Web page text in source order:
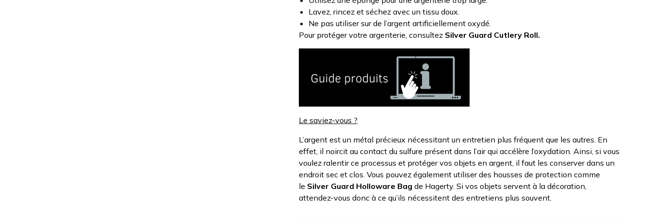
Lavez, rincez et séchez avec un tissu doux.
Ne pas utiliser sur de l’argent artificiellement oxydé.
Pour protéger votre argenterie, consultez Silver Guard Cutlery Roll.
Le saviez-vous ?
L’argent est un métal précieux nécessitant un entretien plus fréquent que les autres. En
effet, il noircit au contact du sulfure présent dans l’air qui accélère l’oxydation. Ainsi, si vous
voulez ralentir ce processus et protéger vos objets en argent, il faut les conserver dans un
endroit sec et clos. Vous pouvez également utiliser des housses de protection comme
le Silver Guard Holloware Bag de Hagerty. Si vos objets servent à la décoration,
attendez-vous donc à ce qu’ils nécessitent des entretiens plus souvent.